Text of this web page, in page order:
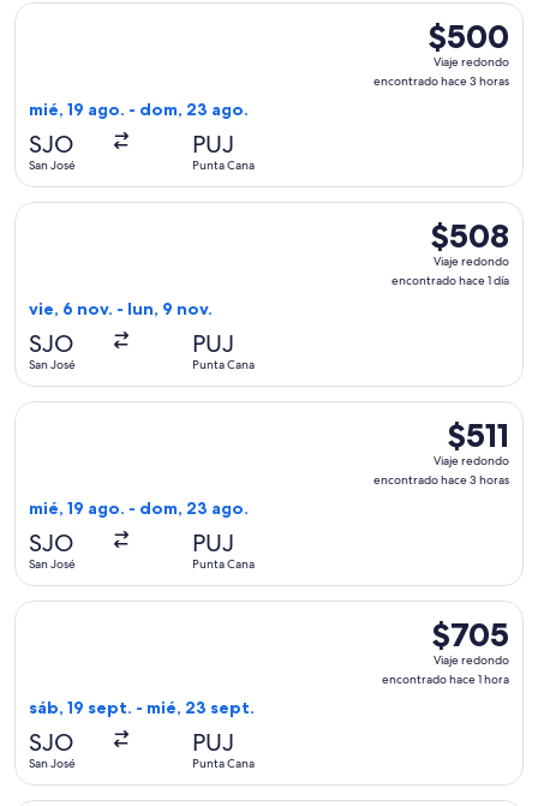
$500
Viaje
redondo,
$500
Viaje redondo
encontrado hace 3 horas
mié, 19 ago. - dom, 23 ago.
SJO
San José
PUJ
Punta Cana
Seleccionar vuelo de Copa, con salida el mié, 19 ago.
$508
Viaje
redondo,
$508
Viaje redondo
encontrado hace 1 día
vie, 6 nov. - lun, 9 nov.
SJO
San José
PUJ
Punta Cana
Seleccionar vuelo de Copa, con salida el vie, 6 nov. desde
$511
Viaje
redondo,
$511
Viaje redondo
encontrado hace 3 horas
mié, 19 ago. - dom, 23 ago.
SJO
San José
PUJ
Punta Cana
Seleccionar vuelo de Copa, con salida el mié, 19 ago.
$705
Viaje
redondo,
$705
Viaje redondo
encontrado hace 1 hora
sáb, 19 sept. - mié, 23 sept.
SJO
San José
PUJ
Punta Cana
Seleccionar vuelo de avianca, con salida el sáb, 19 sept.